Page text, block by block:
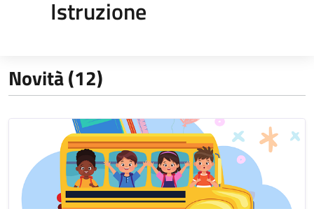
Istruzione
Novità (12)